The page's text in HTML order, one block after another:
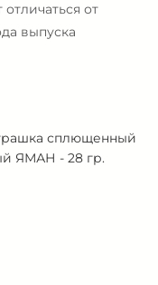
от
выпуска
сплющенный
ЯМАН - 28 гр.